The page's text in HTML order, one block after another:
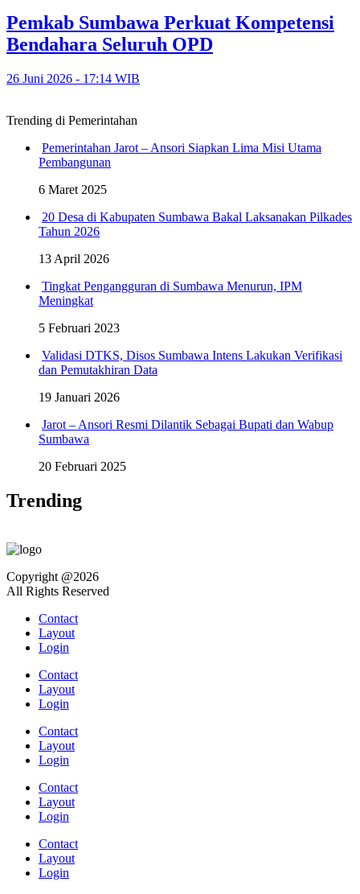
Pemkab Sumbawa Perkuat Kompetensi
Bendahara Seluruh OPD
26 Juni 2026 - 17:14 WIB
Trending di Pemerintahan
Pemerintahan Jarot – Ansori Siapkan Lima Misi Utama
Pembangunan
6 Maret 2025
20 Desa di Kabupaten Sumbawa Bakal Laksanakan Pilkades
Tahun 2026
13 April 2026
Tingkat Pengangguran di Sumbawa Menurun, IPM
Meningkat
5 Februari 2023
Validasi DTKS, Disos Sumbawa Intens Lakukan Verifikasi
dan Pemutakhiran Data
19 Januari 2026
Jarot – Ansori Resmi Dilantik Sebagai Bupati dan Wabup
Sumbawa
20 Februari 2025
Trending
Copyright @2026
All Rights Reserved
Contact
Layout
Login
Contact
Layout
Login
Contact
Layout
Login
Contact
Layout
Login
Contact
Layout
Login